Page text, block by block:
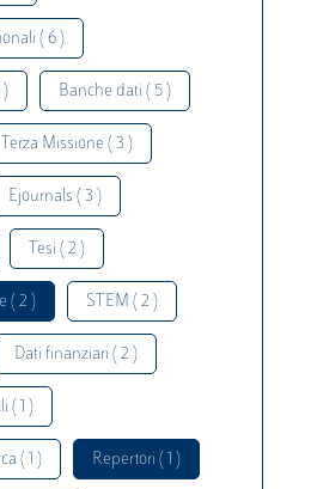
( 6 )
) Banche dati ( 5 )
Terza Missione ( 3 )
Ejournals ( 3 )
Tesi ( 2 )
( 2 ) STEM ( 2 )
Dati finanziari ( 2 )
( 1 )
( 1 ) Repertori ( 1 )